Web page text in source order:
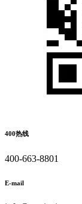
400热线
400-663-8801
E-mail